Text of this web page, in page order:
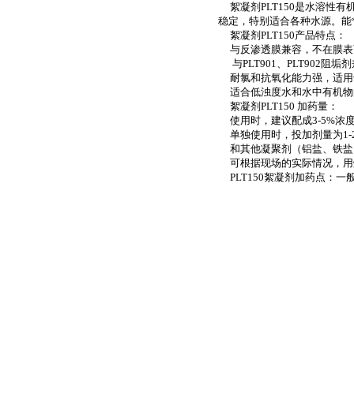
絮凝剂PLT150是水溶性有
稳定，特别适合各种水源。
絮凝剂PLT150产品特点：
与反渗透膜兼容，不在膜
与PLT901、PLT902阻垢剂
耐氯和抗氧化能力强，适用
适合低浊度水和水中有机
絮凝剂PLT150 加药量：
使用时，建议配成3-5%浓
单独使用时，投加剂量为1-
和其他凝聚剂（铝盐、铁盐
可根据现场的实际情况，
PLT150絮凝剂加药点：一